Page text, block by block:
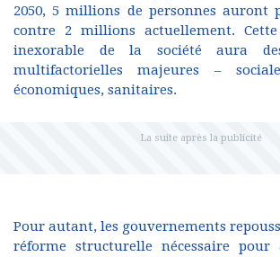
2050, 5 millions de personnes auront
contre 2 millions actuellement.
inexorable de la société aura des
multifactorielles majeures –
économiques, sanitaires.
Pour autant, les gouvernements
réforme structurelle nécessaire pour